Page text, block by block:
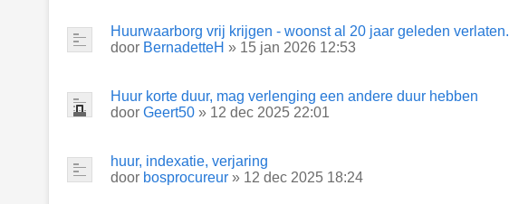
Huurwaarborg vrij krijgen - woonst al 20 jaar geleden verlaten.
door BernadetteH » 15 jan 2026 12:53
Huur korte duur, mag verlenging een andere duur hebben
door Geert50 » 12 dec 2025 22:01
huur, indexatie, verjaring
door bosprocureur » 12 dec 2025 18:24